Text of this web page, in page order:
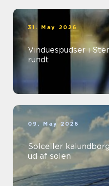
31. May 2026
Vinduespudser i
rundt
09. May 2026
Solceller kalundborg sådan får du
ud af solen